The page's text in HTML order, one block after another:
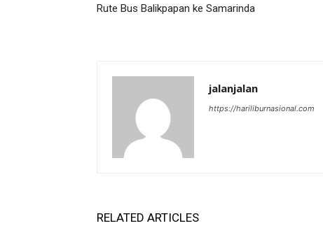
Rute Bus Balikpapan ke Samarinda
jalanjalan
https://hariliburnasional.com
RELATED ARTICLES